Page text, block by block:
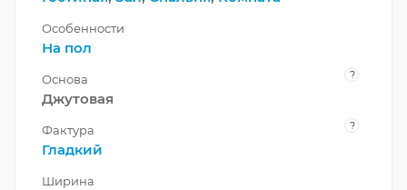
Особенности
На пол
Основа ?
Джутовая
Фактура ?
Гладкий
Ширина